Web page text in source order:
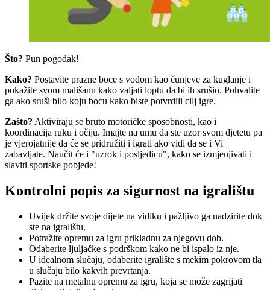
Što? Pun pogodak!
Kako? Postavite prazne boce s vodom kao čunjeve za kuglanje i
pokažite svom mališanu kako valjati loptu da bi ih srušio. Pohvalite
ga ako sruši bilo koju bocu kako biste potvrdili cilj igre.
Zašto? Aktiviraju se bruto motoričke sposobnosti, kao i
koordinacija ruku i očiju. Imajte na umu da ste uzor svom djetetu pa
je vjerojatnije da će se pridružiti i igrati ako vidi da se i Vi
zabavljate. Naučit će i "uzrok i posljedicu", kako se izmjenjivati i
slaviti sportske pobjede!
Kontrolni popis za sigurnost na igralištu
Uvijek držite svoje dijete na vidiku i pažljivo ga nadzirite dok
ste na igralištu.
Potražite opremu za igru prikladnu za njegovu dob.
Odaberite ljuljačke s podrškom kako ne bi ispalo iz nje.
U idealnom slučaju, odaberite igralište s mekim pokrovom tla
u slučaju bilo kakvih prevrtanja.
Pazite na metalnu opremu za igru, koja se može zagrijati